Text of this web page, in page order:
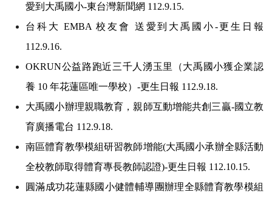
愛到大禹國小-東台灣新聞網 112.9.15.
台科大 EMBA 校友會 送愛到大禹國小-更生日報
112.9.16.
OKRUN公益路跑近三千人湧玉里（大禹國小獲企業認
養 10 年花蓮區唯一學校）-更生日報 112.9.18.
大禹國小辦理親職教育，親師互動增能共創三贏-國立教
育廣播電台 112.9.18.
南區體育教學模組研習教師增能(大禹國小承辦全縣活動
全校教師取得體育專長教師認證)-更生日報 112.10.15.
圓滿成功花蓮縣國小健體輔導團辦理全縣體育教學模組